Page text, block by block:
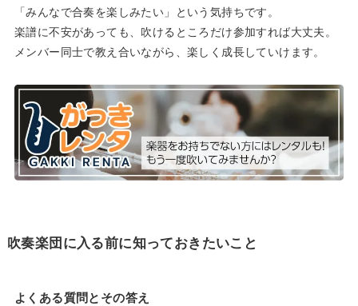
「みんなで合奏を楽しみたい」という気持ちです。
楽譜に不安があっても、吹けるところだけ参加すれば大丈夫。
メンバー同士で教え合いながら、楽しく成長していけます。
吹奏楽団に入る前に知っておきたいこと
よくある質問とその答え